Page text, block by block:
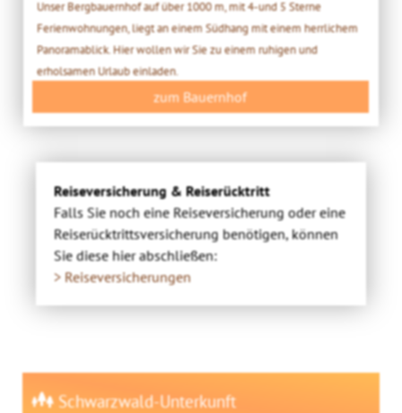
Unser Bergbauernhof auf über 1000 m, mit 4-und 5 Sterne
Ferienwohnungen, liegt an einem Südhang mit einem herrlichem
Panoramablick. Hier wollen wir Sie zu einem ruhigen und
erholsamen Urlaub einladen.
zum Bauernhof
Reiseversicherung & Reiserücktritt
Falls Sie noch eine Reiseversicherung oder eine
Reiserücktrittsversicherung benötigen, können
Sie diese hier abschließen:
> Reiseversicherungen
Schwarzwald-Unterkunft